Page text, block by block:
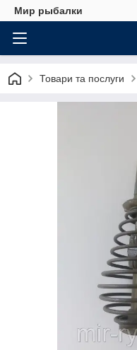
Мир рыбалки
Товари та послуги